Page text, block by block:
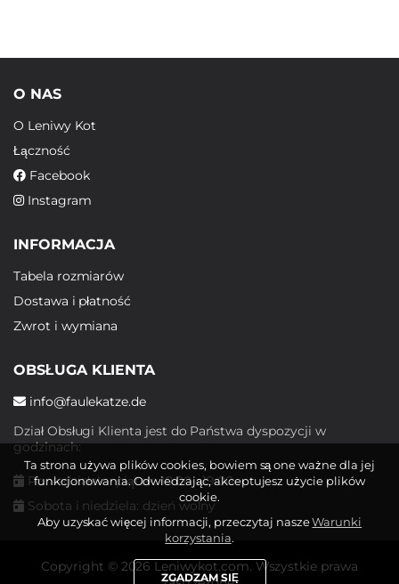
O NAS
O Leniwy Kot
Łączność
Facebook
Instagram
INFORMACJA
Tabela rozmiarów
Dostawa i płatność
Zwrot i wymiana
OBSŁUGA KLIENTA
info@faulekatze.de
Dział Obsługi Klienta jest do Państwa dyspozycji w
godzinach:
Poniedziałek - piątek: 10:00 - 19:00
Sobota i niedziela: dzień wolny
Copyright © 2026 Leniwykot.com. Wszystkie prawa
Ta strona używa plików cookies, bowiem są one ważne dla jej
funkcjonowania. Odwiedzając, akceptujesz użycie plików
cookie.
Aby uzyskać więcej informacji, przeczytaj naszeWarunki
korzystania.
ZGADZAM SIĘ